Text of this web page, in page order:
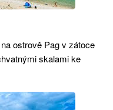
ostrově Pag v zátoce
skalami ke